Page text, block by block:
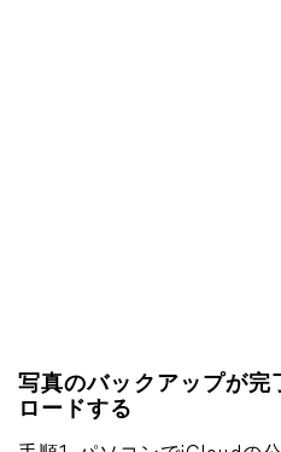
写真のバックアップが完
ロードする